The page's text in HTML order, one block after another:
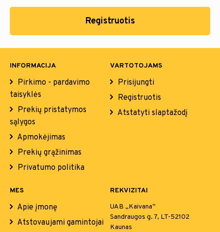
Registruotis
INFORMACIJA
Pirkimo - pardavimo
taisyklės
Prekių pristatymos
sąlygos
Apmokėjimas
Prekių grąžinimas
Privatumo politika
VARTOTOJAMS
Prisijungti
Registruotis
Atstatyti slaptažodį
MES
Apie įmonę
Atstovaujami gamintojai
REKVIZITAI
UAB „Kaivana”
Sandraugos g. 7, LT-52102
Kaunas